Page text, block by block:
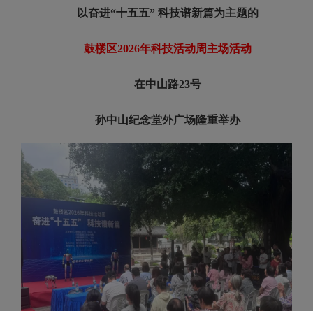
以奋进“十五五” 科技谱新篇为主题的
鼓楼区2026年科技活动周主场活动
在中山路23号
孙中山纪念堂外广场隆重举办